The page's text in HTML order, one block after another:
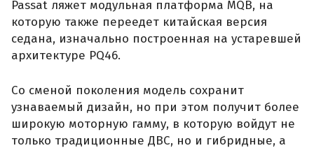
Passat ляжет модульная платформа MQB, на
которую также переедет китайская версия
седана, изначально построенная на устаревшей
архитектуре PQ46.
Со сменой поколения модель сохранит
узнаваемый дизайн, но при этом получит более
широкую моторную гамму, в которую войдут не
только традиционные ДВС, но и гибридные, а